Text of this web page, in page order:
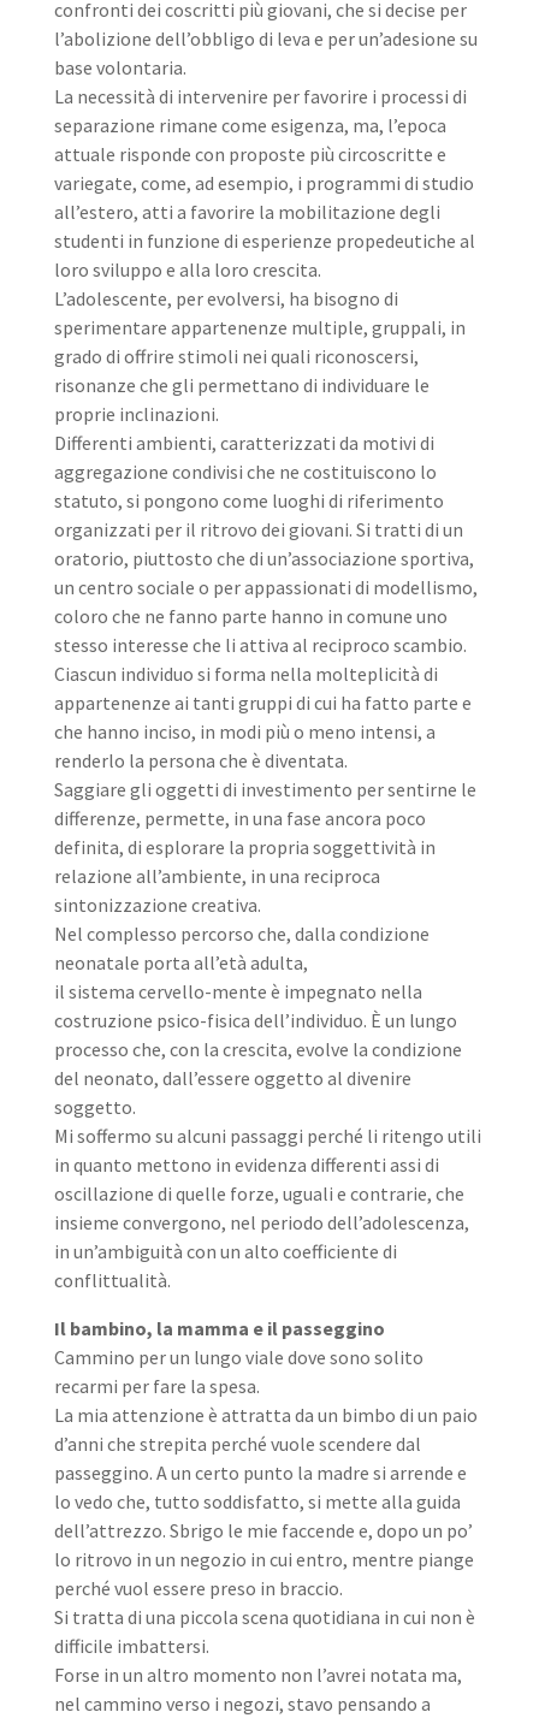
confronti dei coscritti più giovani, che si decise per
l’abolizione dell’obbligo di leva e per un’adesione su
base volontaria.
La necessità di intervenire per favorire i processi di
separazione rimane come esigenza, ma, l’epoca
attuale risponde con proposte più circoscritte e
variegate, come, ad esempio, i programmi di studio
all’estero, atti a favorire la mobilitazione degli
studenti in funzione di esperienze propedeutiche al
loro sviluppo e alla loro crescita.
L’adolescente, per evolversi, ha bisogno di
sperimentare appartenenze multiple, gruppali, in
grado di offrire stimoli nei quali riconoscersi,
risonanze che gli permettano di individuare le
proprie inclinazioni.
Differenti ambienti, caratterizzati da motivi di
aggregazione condivisi che ne costituiscono lo
statuto, si pongono come luoghi di riferimento
organizzati per il ritrovo dei giovani. Si tratti di un
oratorio, piuttosto che di un’associazione sportiva,
un centro sociale o per appassionati di modellismo,
coloro che ne fanno parte hanno in comune uno
stesso interesse che li attiva al reciproco scambio.
Ciascun individuo si forma nella molteplicità di
appartenenze ai tanti gruppi di cui ha fatto parte e
che hanno inciso, in modi più o meno intensi, a
renderlo la persona che è diventata.
Saggiare gli oggetti di investimento per sentirne le
differenze, permette, in una fase ancora poco
definita, di esplorare la propria soggettività in
relazione all’ambiente, in una reciproca
sintonizzazione creativa.
Nel complesso percorso che, dalla condizione
neonatale porta all’età adulta,
il sistema cervello-mente è impegnato nella
costruzione psico-fisica dell’individuo. È un lungo
processo che, con la crescita, evolve la condizione
del neonato, dall’essere oggetto al divenire
soggetto.
Mi soffermo su alcuni passaggi perché li ritengo utili
in quanto mettono in evidenza differenti assi di
oscillazione di quelle forze, uguali e contrarie, che
insieme convergono, nel periodo dell’adolescenza,
in un’ambiguità con un alto coefficiente di
conflittualità.
Il bambino, la mamma e il passeggino
Cammino per un lungo viale dove sono solito
recarmi per fare la spesa.
La mia attenzione è attratta da un bimbo di un paio
d’anni che strepita perché vuole scendere dal
passeggino. A un certo punto la madre si arrende e
lo vedo che, tutto soddisfatto, si mette alla guida
dell’attrezzo. Sbrigo le mie faccende e, dopo un po’
lo ritrovo in un negozio in cui entro, mentre piange
perché vuol essere preso in braccio.
Si tratta di una piccola scena quotidiana in cui non è
difficile imbattersi.
Forse in un altro momento non l’avrei notata ma,
nel cammino verso i negozi, stavo pensando a